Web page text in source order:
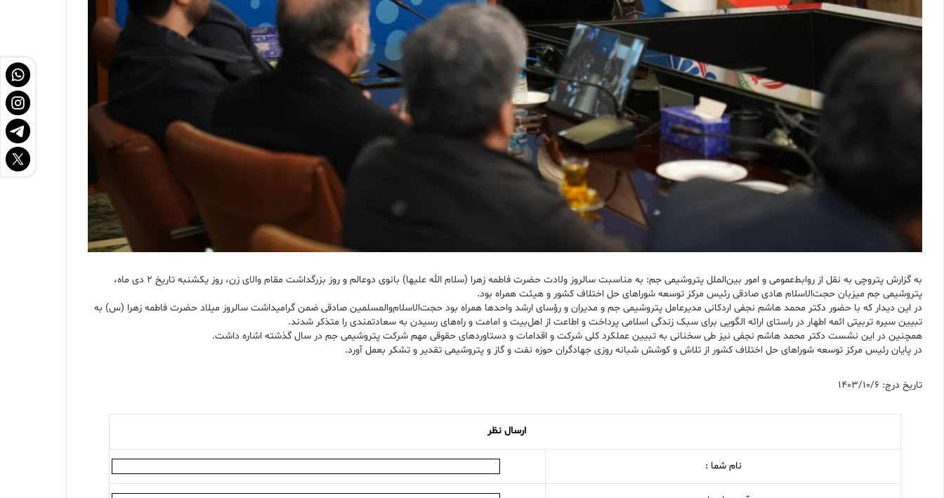
به گزارش پتروچی به نقل از روابط‌عمومی و امور بین‌الملل پتروشیمی جم: به مناسبت سالروز ولادت حضرت فاطمه زهرا (سلام الله علیها) بانوی دوعالم و روز بزرگداشت مقام والای زن، روز یکشنبه تاریخ ۲ دی ماه،
پتروشیمی جم میزبان حجت‌الاسلام هادی صادقی رئیس مرکز توسعه شورا‌های حل اختلاف کشور و هیئت همراه بود.
در این دیدار که با حضور دکتر محمد هاشم نجفی اردکانی مدیرعامل پتروشیمی جم و مدیران و رؤسای ارشد واحدها همراه بود حجت‌الاسلام‌والمسلمین صادقی ضمن گرامیداشت سالروز میلاد حضرت فاطمه زهرا (س) به
تبیین سیره تربیتی ائمه اطهار در راستای ارائه الگویی برای سبک زندگی اسلامی پرداخت و اطاعت از اهل‌بیت و امامت و راه‌های رسیدن به سعادتمندی را متذکر شدند.
همچنین در این نشست دکتر محمد هاشم نجفی نیز طی سخنانی به تبیین عملکرد کلی شرکت و اقدامات و دستاوردهای حقوقی مهم شرکت پتروشیمی جم در سال گذشته اشاره داشت.
در پایان رئیس مرکز توسعه شورا‌های حل اختلاف کشور از تلاش و کوشش شبانه روزی جهادگران حوزه نفت و گاز و پتروشیمی تقدیر و تشکر بعمل آورد.
تاریخ درج: 1403/10/6
ارسال نظر
نام شما :